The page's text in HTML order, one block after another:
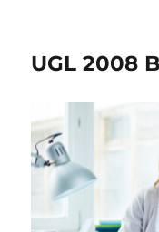
UGL 2008